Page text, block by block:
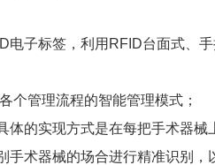
电子标签，利用RFID台面式、
个管理流程的智能管理模式；
体的实现方式是在每把手术器械
手术器械的场合进行精准识别，